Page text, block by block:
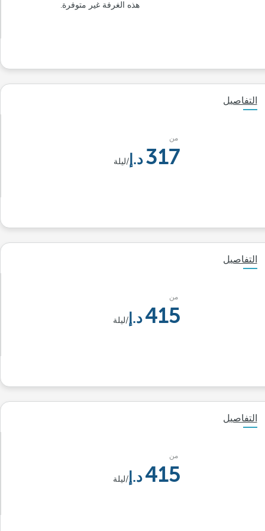
هذه الغرفة غير متوفرة.
التفاصيل
من
317 /ليلة
التفاصيل
من
415 /ليلة
التفاصيل
من
415 /ليلة